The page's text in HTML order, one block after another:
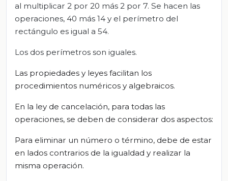
al multiplicar 2 por 20 más 2 por 7. Se hacen las
operaciones, 40 más 14 y el perímetro del
rectángulo es igual a 54.
Los dos perímetros son iguales.
Las propiedades y leyes facilitan los
procedimientos numéricos y algebraicos.
En la ley de cancelación, para todas las
operaciones, se deben de considerar dos aspectos:
Para eliminar un número o término, debe de estar
en lados contrarios de la igualdad y realizar la
misma operación.